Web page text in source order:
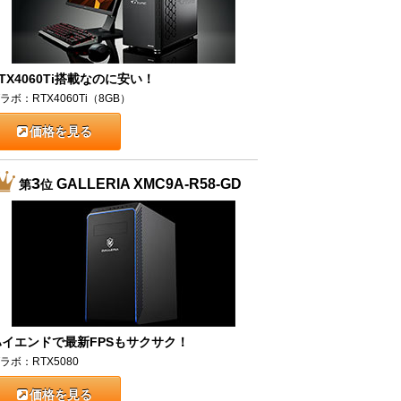
搭載なのに安い！
ボ：RTX4060Ti（8GB）
価格を見る
第3位GALLERIA XMC9A-R58-GD
エンドで最新FPSもサクサク！
ボ：RTX5080
価格を見る